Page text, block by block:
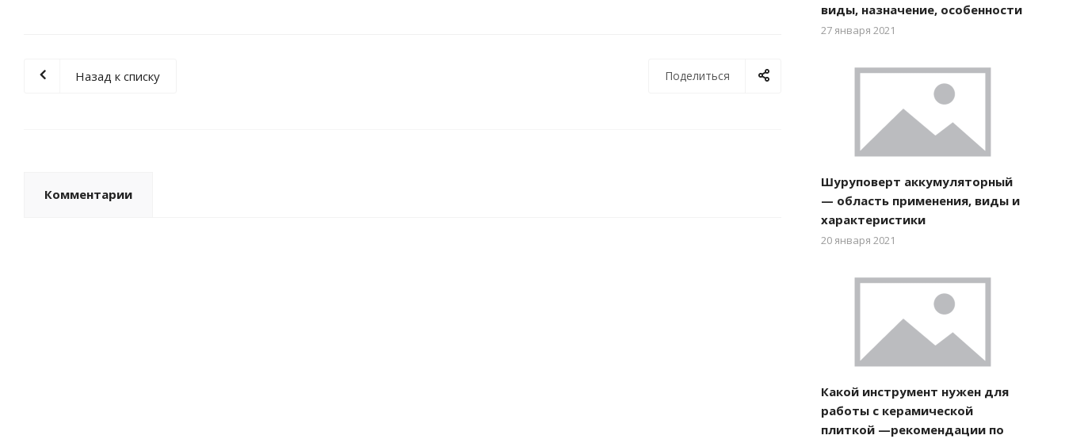
Поделиться
Назад к списку
Комментарии
виды, назначение, особенности
27 января 2021
Шуруповерт аккумуляторный
— область применения, виды и
характеристики
20 января 2021
Какой инструмент нужен для
работы с керамической
плиткой —рекомендации по